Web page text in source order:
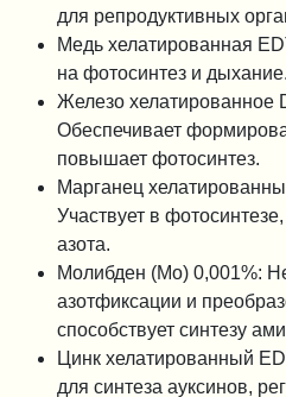
для репродуктивных
Медь хелатированная
на фотосинтез и дыхание.
Железо хелатированное
Обеспечивает
повышает фотосинтез.
Марганец
Участвует в
азота.
Молибден (Mo) 0,001%:
азотфиксации и
способствует синтезу
Цинк хелатированный
для синтеза ауксинов,